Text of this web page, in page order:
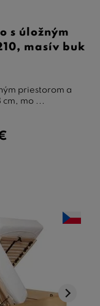
s úložným
masív buk
priestorom a
cm, mo ...